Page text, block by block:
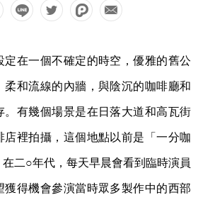
定在一個不確定的時空，優雅的舊公
柔和流線的內牆，與陰沉的咖啡廳和
。有幾個場景是在日落大道和高瓦街
店裡拍攝，這個地點以前是「一分咖
二○年代，每天早晨會看到臨時演員
獲得機會參演當時眾多製作中的西部